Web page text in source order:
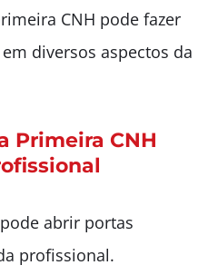
CNH pode fazer
diversos aspectos da
Primeira CNH
abrir portas
profissional.